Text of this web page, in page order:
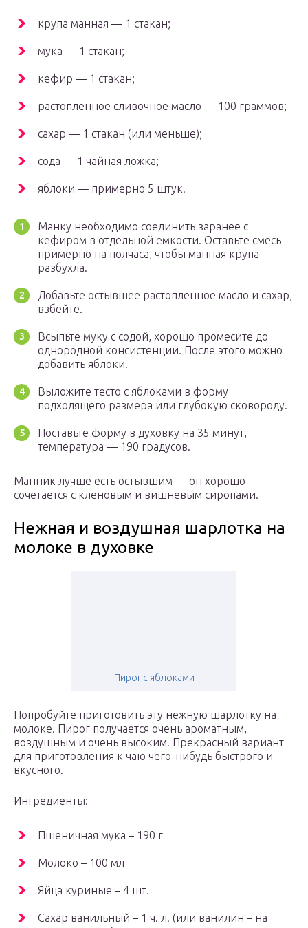
крупа манная — 1 стакан;
мука — 1 стакан;
кефир — 1 стакан;
растопленное сливочное масло — 100 граммов;
сахар — 1 стакан (или меньше);
сода — 1 чайная ложка;
яблоки — примерно 5 штук.
Манку необходимо соединить заранее с
кефиром в отдельной емкости. Оставьте смесь
примерно на полчаса, чтобы манная крупа
разбухла.
Добавьте остывшее растопленное масло и сахар,
взбейте.
Всыпьте муку с содой, хорошо промесите до
однородной консистенции. После этого можно
добавить яблоки.
Выложите тесто с яблоками в форму
подходящего размера или глубокую сковороду.
Поставьте форму в духовку на 35 минут,
температура — 190 градусов.
Манник лучше есть остывшим — он хорошо
сочетается с кленовым и вишневым сиропами.
Нежная и воздушная шарлотка на
молоке в духовке
Пирог с яблоками
Попробуйте приготовить эту нежную шарлотку на
молоке. Пирог получается очень ароматным,
воздушным и очень высоким. Прекрасный вариант
для приготовления к чаю чего-нибудь быстрого и
вкусного.
Ингредиенты:
Пшеничная мука – 190 г
Молоко – 100 мл
Яйца куриные – 4 шт.
Сахар ванильный – 1 ч. л. (или ванилин – на